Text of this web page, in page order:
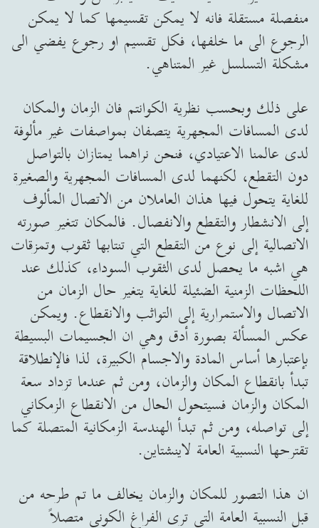
منفصلة مستقلة فانه لا يمكن تقسيمها كما لا يمكن
الرجوع الى ما خلفها، فكل تقسيم او رجوع يفضي الى
مشكلة التسلسل غير المتناهي.
على ذلك وبحسب نظرية الكوانتم فان الزمان والمكان
لدى المسافات المجهرية يتصفان بمواصفات غير مألوفة
لدى عالمنا الاعتيادي، فنحن نراهما يمتازان بالتواصل
دون التقطع، لكنهما لدى المسافات المجهرية والصغيرة
للغاية يتحول فيها هذان العاملان من الاتصال المألوف
إلى الانشطار والتقطع والانفصال. فالمكان تتغير صورته
الاتصالية إلى نوع من التقطع التي تنتابها ثقوب وتمزقات
هي اشبه ما يحصل لدى الثقوب السوداء، كذلك عند
اللحظات الزمنية الضئيلة للغاية يتغير حال الزمان من
الاتصال والاستمرارية إلى التواثب والانقطاع. ويمكن
عكس المسألة بصورة أدق وهي ان الجسيمات البسيطة
بإعتبارها أساس المادة والاجسام الكبيرة، لذا فالإنطلاقة
تبدأ بانقطاع المكان والزمان، ومن ثم عندما تزداد سعة
المكان والزمان فسيتحول الحال من الانقطاع الزمكاني
إلى تواصله، ومن ثم تبدأ الهندسة الزمكانية المتصلة كما
تقترحها النسبية العامة لاينشتاين.
ان هذا التصور للمكان والزمان يخالف ما تم طرحه من
قبل النسبية العامة التي ترى الفراغ الكوني متصلاً